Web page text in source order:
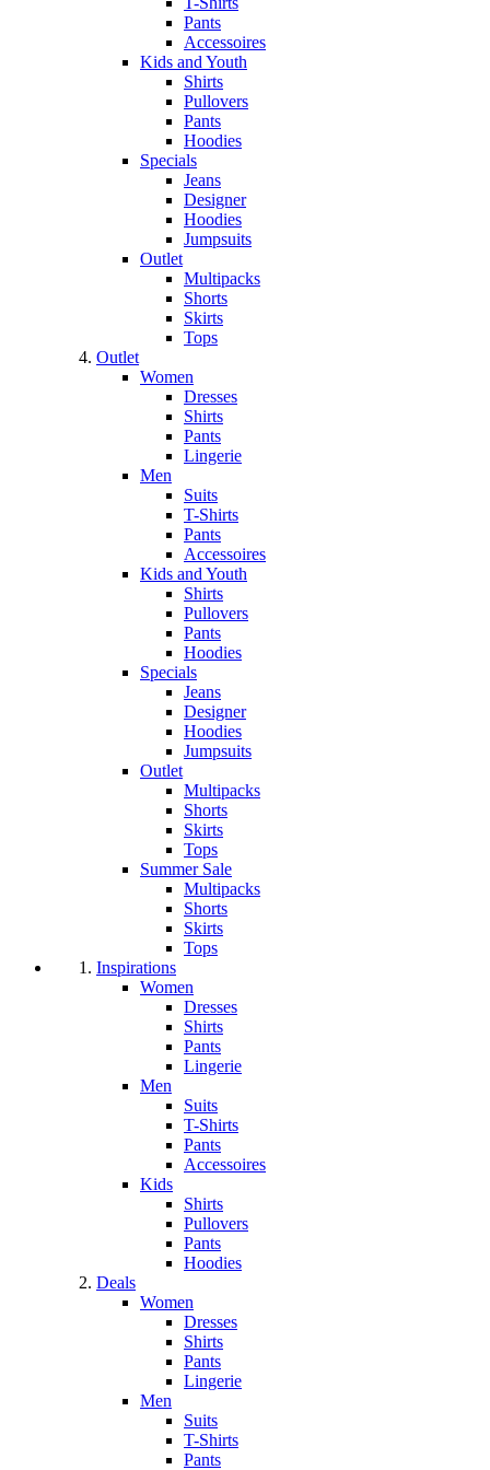
Pants
Accessoires
Kids and Youth
Shirts
Pullovers
Pants
Hoodies
Specials
Jeans
Designer
Hoodies
Jumpsuits
Outlet
Multipacks
Shorts
Skirts
Tops
Outlet
Women
Dresses
Shirts
Pants
Lingerie
Men
Suits
T-Shirts
Pants
Accessoires
Kids and Youth
Shirts
Pullovers
Pants
Hoodies
Specials
Jeans
Designer
Hoodies
Jumpsuits
Outlet
Multipacks
Shorts
Skirts
Tops
Summer Sale
Multipacks
Shorts
Skirts
Tops
Inspirations
Women
Dresses
Shirts
Pants
Lingerie
Men
Suits
T-Shirts
Pants
Accessoires
Kids
Shirts
Pullovers
Pants
Hoodies
Deals
Women
Dresses
Shirts
Pants
Lingerie
Men
Suits
T-Shirts
Pants